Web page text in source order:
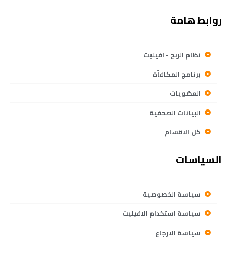
روابط هامة
نظام الربح - افيليت
برنامج المكافأة
العضويات
البيانات الصحفية
كل الاقسام
السياسات
سياسة الخصوصية
سياسة استخدام الافيليت
سياسة الارجاع